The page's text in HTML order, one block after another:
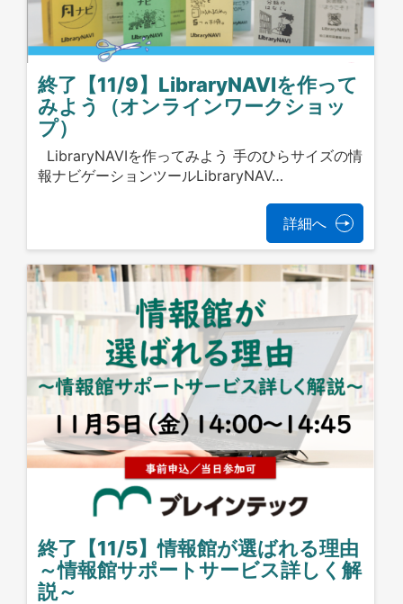
終了【11/9】LibraryNAVIを作って
みよう（オンラインワークショッ
プ）
LibraryNAVIを作ってみよう 手のひらサイズの情
報ナビゲーションツールLibraryNAV…
詳細へ
終了【11/5】情報館が選ばれる理由
～情報館サポートサービス詳しく解
説～